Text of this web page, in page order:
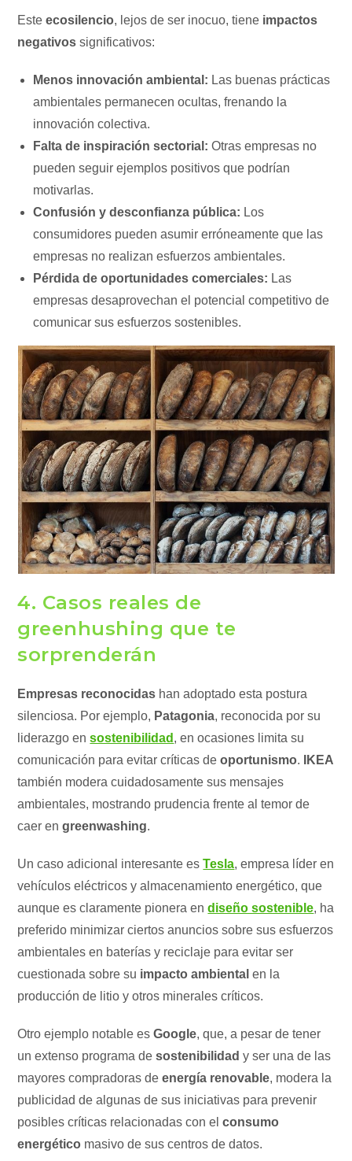
Esteecosilencio, lejos de ser inocuo, tiene impactos
negativos significativos:
Menos innovación ambiental: Las buenas prácticas
ambientales permanecen ocultas, frenando la
innovación colectiva.
Falta de inspiración sectorial: Otras empresas no
pueden seguir ejemplos positivos que podrían
motivarlas.
Confusión y desconfianza pública: Los
consumidores pueden asumir erróneamente que las
empresas no realizan esfuerzos ambientales.
Pérdida de oportunidades comerciales: Las
empresas desaprovechan el potencial competitivo de
comunicar sus esfuerzos sostenibles.
4. Casos reales de
greenhushing que te
sorprenderán
Empresas reconocidas han adoptado esta postura
silenciosa. Por ejemplo, Patagonia, reconocida por su
liderazgo ensostenibilidad , en ocasiones limita su
comunicación para evitar críticas deoportunismo.
IKEA
también modera cuidadosamente sus mensajes
ambientales, mostrando prudencia frente al temor de
caer engreenwashing.
Un caso adicional interesante esTesla, empresa líder en
vehículos eléctricos y almacenamiento energético, que
aunque es claramente pionera endiseño sostenible, ha
preferido minimizar ciertos anuncios sobre sus esfuerzos
ambientales en baterías y reciclaje para evitar ser
cuestionada sobre su impacto ambiental en la
producción de litio y otros minerales críticos.
Otro ejemplo notable esGoogle, que, a pesar de tener
un extenso programa de sostenibilidad y ser una de las
mayores compradoras deenergía renovable, modera la
publicidad de algunas de sus iniciativas para prevenir
posibles críticas relacionadas con el consumo
energético masivo de sus centros de datos.